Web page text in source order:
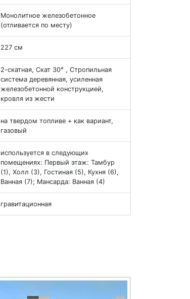
Монолитное железобетонное
(отливается по месту)
227 см
2-скатная, Скат 30° , Стропильная
система деревянная, усиленная
железобетонной конструкцией,
кровля из жести
на твердом топливе + как вариант,
газовый
используется в следующих
помещениях: Первый этаж: Тамбур
(1), Холл (3), Гостиная (5), Кухня (6),
Ванная (7); Мансарда: Ванная (4)
гравитационная